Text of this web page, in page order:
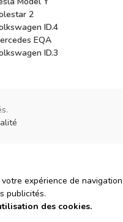
2
ID.4
EQA
ID.3
expérience de navigation
publicités.
des cookies.